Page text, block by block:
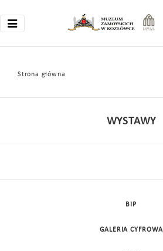
Strona główna
WYSTAWY
BIP
GALERIA CYFROWA